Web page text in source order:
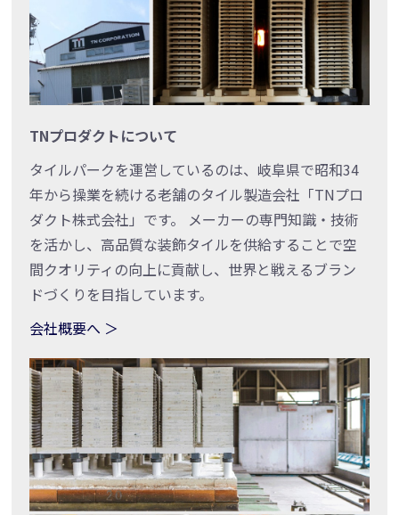
TNプロダクトについて
タイルパークを運営しているのは、岐阜県で昭和34
年から操業を続ける老舗のタイル製造会社「TNプロ
ダクト株式会社」です。 メーカーの専門知識・技術
を活かし、高品質な装飾タイルを供給することで空
間クオリティの向上に貢献し、世界と戦えるブラン
ドづくりを目指しています。
会社概要へ ＞